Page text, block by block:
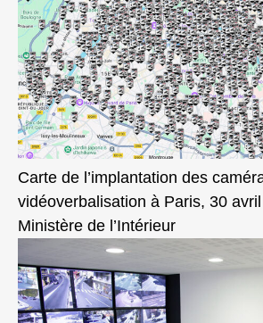
Carte de l’implantation des
vidéoverbalisation à Paris, 30
Ministère de l’Intérieur